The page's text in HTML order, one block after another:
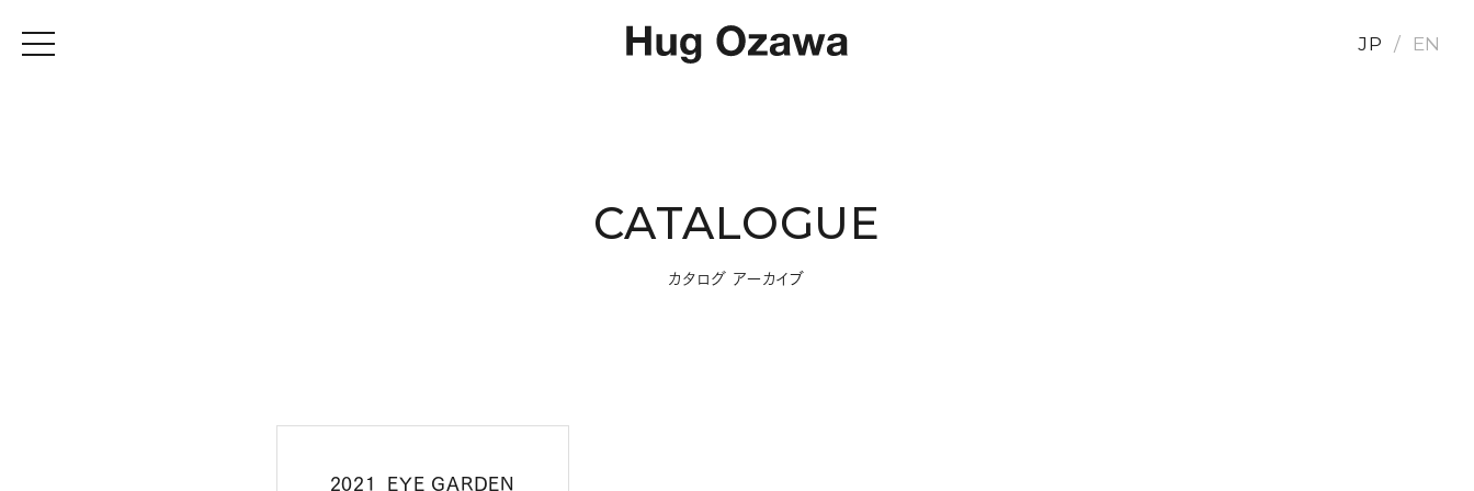
JP EN
CATALOGUE
カタログ アーカイブ
2021_EYE GARDEN